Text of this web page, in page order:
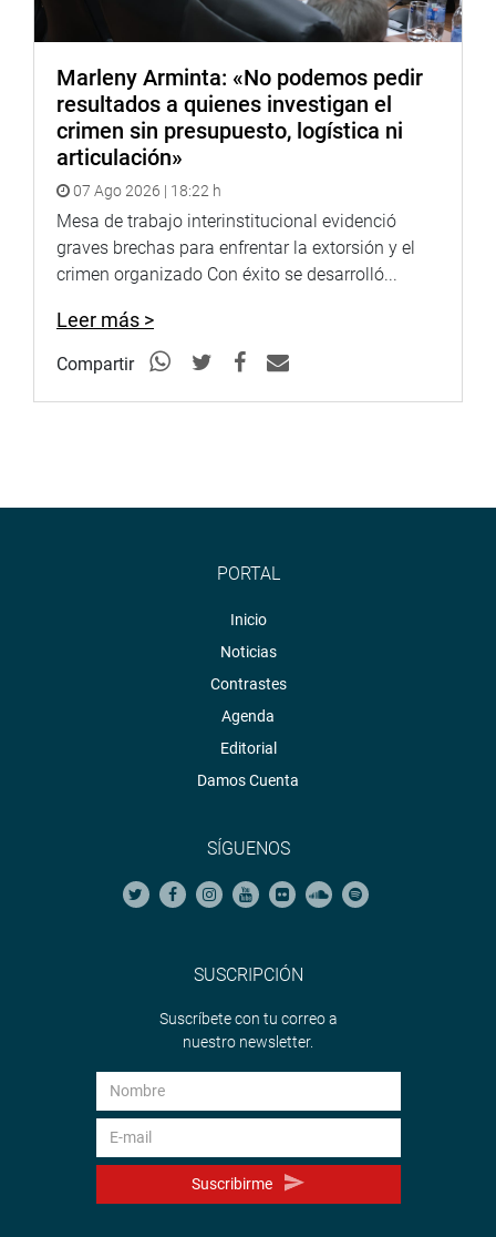
Marleny Arminta: «No podemos pedir
resultados a quienes investigan el
crimen sin presupuesto, logística ni
articulación»
07 Ago 2026 | 18:22 h
Mesa de trabajo interinstitucional evidenció
graves brechas para enfrentar la extorsión y el
crimen organizado Con éxito se desarrolló...
Leer más >
Compartir
PORTAL
Inicio
Noticias
Contrastes
Agenda
Editorial
Damos Cuenta
SÍGUENOS
SUSCRIPCIÓN
Suscríbete con tu correo a
nuestro newsletter.
Suscribirme